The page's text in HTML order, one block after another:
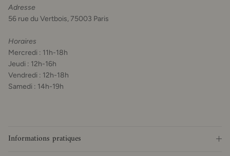
Adresse
56 rue du Vertbois, 75003 Paris
Horaires
Mercredi : 11h-18h
Jeudi : 12h-16h
Vendredi : 12h-18h
Samedi : 14h-19h
Informations pratiques